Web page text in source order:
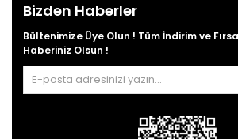
Bizden Haberler
Bültenimize Üye Olun ! Tüm İndirim ve
Haberiniz Olsun !